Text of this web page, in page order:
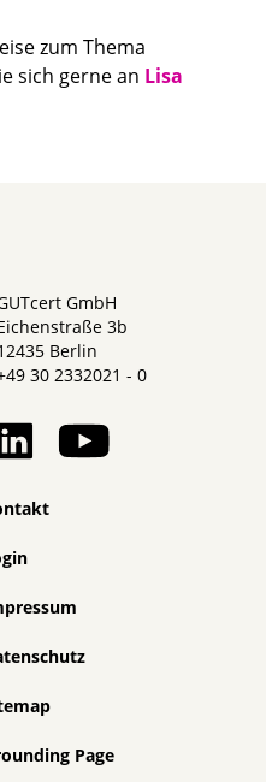
zum Thema
sich gerne an Lisa
GmbH
3b
Berlin
30 2332021 - 0
Page